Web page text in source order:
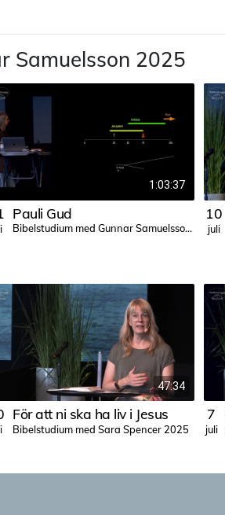
Samuelsson 2025
1:03:37
Pauli Gud
Bibelstudium med Gunnar Samuelsson 2025
10
juli
47:34
För att ni ska ha liv i Jesus
Bibelstudium med Sara Spencer 2025
7
juli